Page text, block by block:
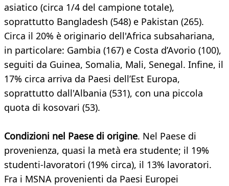
asiatico (circa 1/4 del campione totale),
soprattutto Bangladesh (548) e Pakistan (265).
Circa il 20% è originario dell'Africa subsahariana,
in particolare: Gambia (167) e Costa d’Avorio (100),
seguiti da Guinea, Somalia, Mali, Senegal. Infine, il
17% circa arriva da Paesi dell’Est Europa,
soprattutto dall'Albania (531), con una piccola
quota di kosovari (53).
Condizioni nel Paese di origine. Nel Paese di
provenienza, quasi la metà era studente; il 19%
studenti-lavoratori (19% circa), il 13% lavoratori.
Fra i MSNA provenienti da Paesi Europei